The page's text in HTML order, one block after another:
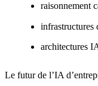
raisonnement
infrastructures
architectures
Le futur de l’IA